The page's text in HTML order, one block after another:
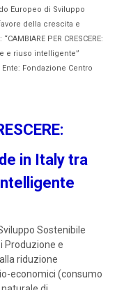
Europeo di Sviluppo
della crescita e
PER CRESCERE:
e riuso intelligente”
Fondazione Centro
in Italy tra
Sostenibile
Produzione e
riduzione
economici (consumo